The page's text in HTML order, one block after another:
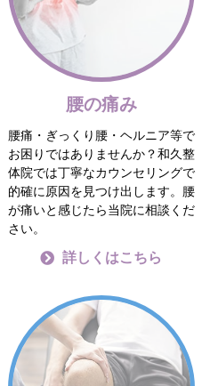
腰の痛み
腰痛・ぎっくり腰・ヘルニア等で
お困りではありませんか？和久整
体院では丁寧なカウンセリングで
的確に原因を見つけ出します。腰
が痛いと感じたら当院に相談くだ
さい。
詳しくはこちら